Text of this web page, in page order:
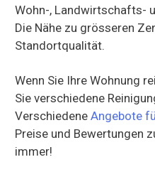
Wohn-, Landwirtschafts-
Die Nähe zu grösseren
Standortqualität.
Wenn Sie Ihre Wohnung
Sie verschiedene
Verschiedene Angebote
Preise und Bewertungen
immer!